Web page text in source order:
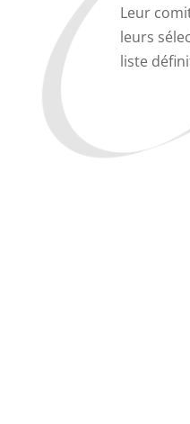
Leur
leurs
liste